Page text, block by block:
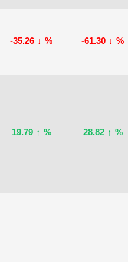
-35.26 ↓ % -61.30 ↓ %
19.79 ↑ % 28.82 ↑ %